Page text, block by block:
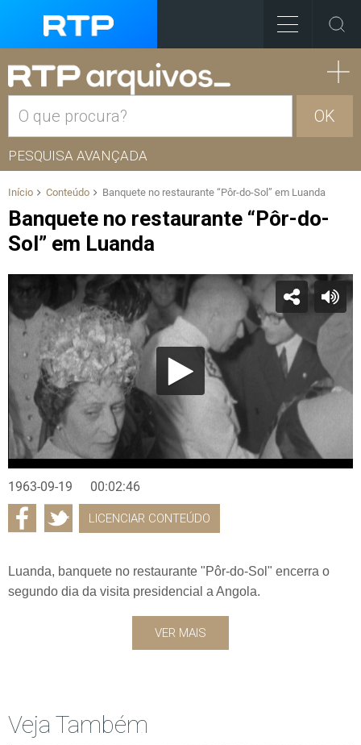
OK
PESQUISA AVANÇADA
Início Conteúdo Banquete no restaurante “Pôr-do-Sol” em Luanda
Banquete no restaurante “Pôr-do-
Sol” em Luanda
1963-09-19 00:02:46
LICENCIAR CONTEÚDO
Luanda, banquete no restaurante "Pôr-do-Sol" encerra o
segundo dia da visita presidencial a Angola.
VER MAIS
Veja Também